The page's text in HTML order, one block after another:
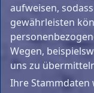
aufweisen,
gewährleisten
Wegen,
uns zu
Ihre